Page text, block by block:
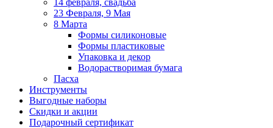
14 февраля, свадьба
23 Февраля, 9 Мая
8 Марта
Формы силиконовые
Формы пластиковые
Упаковка и декор
Водорастворимая бумага
Пасха
Инструменты
Выгодные наборы
Скидки и акции
Подарочный сертификат